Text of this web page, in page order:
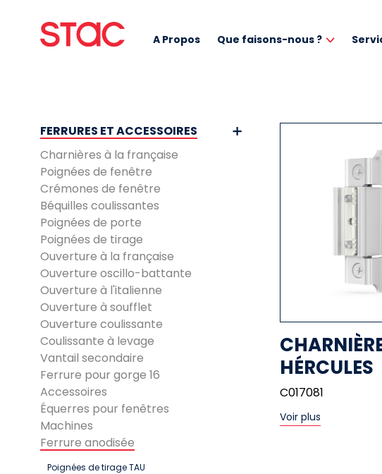
A Propos Que faisons-nous ?
FERRURES ET ACCESSOIRES
Charnières à la française
Poignées de fenêtre
Crémones de fenêtre
Béquilles coulissantes
Poignées de porte
Poignées de tirage
Ouverture à la française
Ouverture oscillo-battante
Ouverture à l'italienne
Ouverture à soufflet
Ouverture coulissante
Coulissante à levage
Vantail secondaire
Ferrure pour gorge 16
Accessoires
Équerres pour fenêtres
Machines
Ferrure anodisée
Poignées de tirage TAU
HÉRCULES
C017081
Voir plus